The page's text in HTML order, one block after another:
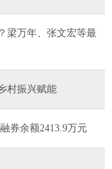
梁万年、张文宏等最
村振兴赋能
券余额2413.9万元